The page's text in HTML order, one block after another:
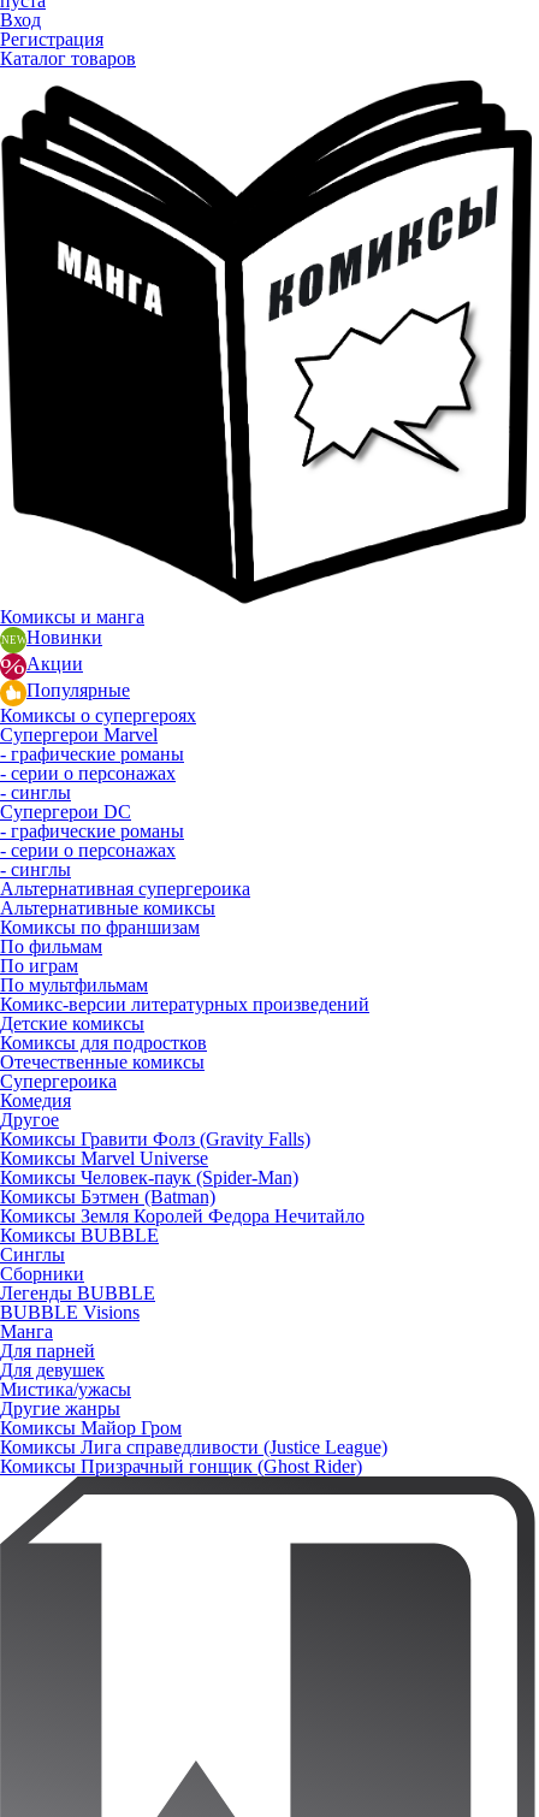
Вход
Регистрация
Каталог товаров
Комиксы и манга
Новинки
Акции
Популярные
Комиксы о супергероях
Супергерои Marvel
- графические романы
- серии о персонажах
- синглы
Супергерои DC
- графические романы
- серии о персонажах
- синглы
Альтернативная супергероика
Альтернативные комиксы
Комиксы по франшизам
По фильмам
По играм
По мультфильмам
Комикс-версии литературных произведений
Детские комиксы
Комиксы для подростков
Отечественные комиксы
Супергероика
Комедия
Другое
Комиксы Гравити Фолз (Gravity Falls)
Комиксы Marvel Universe
Комиксы Человек-паук (Spider-Man)
Комиксы Бэтмен (Batman)
Комиксы Земля Королей Федора Нечитайло
Комиксы BUBBLE
Синглы
Сборники
Легенды BUBBLE
BUBBLE Visions
Манга
Для парней
Для девушек
Мистика/ужасы
Другие жанры
Комиксы Майор Гром
Комиксы Лига справедливости (Justice League)
Комиксы Призрачный гонщик (Ghost Rider)